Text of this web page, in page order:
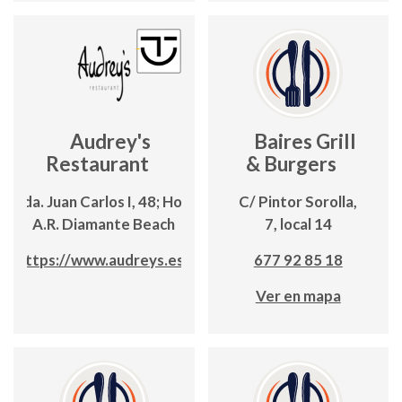
Audrey's
Restaurant
Avda. Juan Carlos I, 48; Hotel
A.R. Diamante Beach
https://www.audreys.es/
Baires Grill
& Burgers
C/ Pintor Sorolla,
7, local 14
677 92 85 18
Ver en mapa